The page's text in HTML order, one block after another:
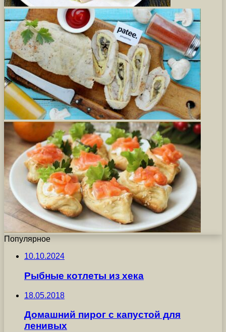
Популярное
10.10.2024
Рыбные котлеты из хека
18.05.2018
Домашний пирог с капустой для
ленивых